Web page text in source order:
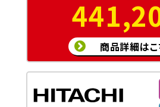
商品詳細はこ